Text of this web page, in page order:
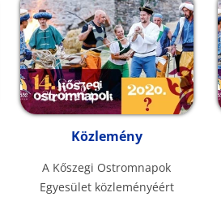
Közlemény
A Kőszegi Ostromnapok
Egyesület közleményéért